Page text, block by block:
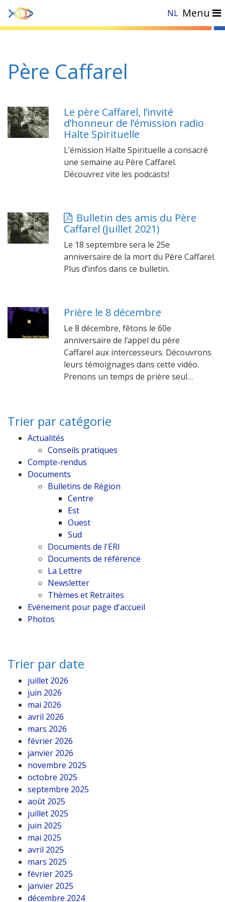
NL Menu
Accueil
Père Caffarel
Le père Caffarel, l’invité
d’honneur de l’émission radio
Halte Spirituelle
L’émission Halte Spirituelle a consacré
une semaine au Père Caffarel.
Découvrez vite les podcasts!
Bulletin des amis du Père
Caffarel (Juillet 2021)
Le 18 septembre sera le 25e
anniversaire de la mort du Père Caffarel.
Plus d’infos dans ce bulletin.
Prière le 8 décembre
Le 8 décembre, fêtons le 60e
anniversaire de l’appel du père
Caffarel aux intercesseurs. Découvrons
leurs témoignages dans cette vidéo.
Prenons un temps de prière seul…
Trier par catégorie
Actualités
Conseils pratiques
Compte-rendus
Documents
Bulletins de Région
Centre
Est
Ouest
Sud
Documents de l'ERI
Documents de référence
La Lettre
Newsletter
Thèmes et Retraites
Evénement pour page d'accueil
Photos
Trier par date
juillet 2026
juin 2026
mai 2026
avril 2026
mars 2026
février 2026
janvier 2026
novembre 2025
octobre 2025
septembre 2025
août 2025
juillet 2025
juin 2025
mai 2025
avril 2025
mars 2025
février 2025
janvier 2025
décembre 2024